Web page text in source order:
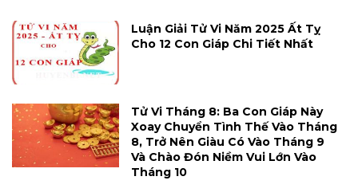
Luận Giải Tử Vi Năm 2025 Ất Tỵ
Cho 12 Con Giáp Chi Tiết Nhất
Tử Vi Tháng 8: Ba Con Giáp Này
Xoay Chuyển Tình Thế Vào Tháng
8, Trở Nên Giàu Có Vào Tháng 9
Và Chào Đón Niềm Vui Lớn Vào
Tháng 10